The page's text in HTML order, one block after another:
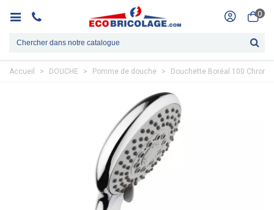
0
Accueil > DOUCHE > Pomme de douche > Douchette Boréal 100